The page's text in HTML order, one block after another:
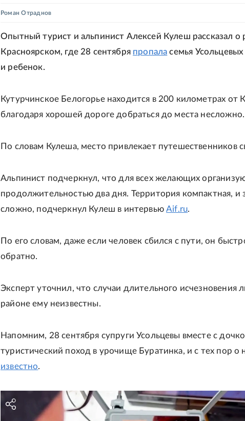
Роман Отраднов
Опытный турист и альпинист Алексей Кулеш рассказал о
Красноярском, где 28 сентября пропала семья
и ребенок.
Кутурчинское Белогорье находится в 200 километрах от
благодаря хорошей дороге добраться до места несложно.
По словам Кулеша, место привлекает путешественников
Альпинист подчеркнул, что для всех желающих
продолжительностью два дня. Территория компактная, и
сложно, подчеркнул Кулеш в интервьюAif.ru.
По его словам, даже если человек сбился с пути, он
обратно.
Эксперт уточнил, что случаи длительного исчезновения
районе ему неизвестны.
Напомним, 28 сентября супруги Усольцевы вместе с
туристический поход в урочище Буратинка, и с тех пор о
известно.